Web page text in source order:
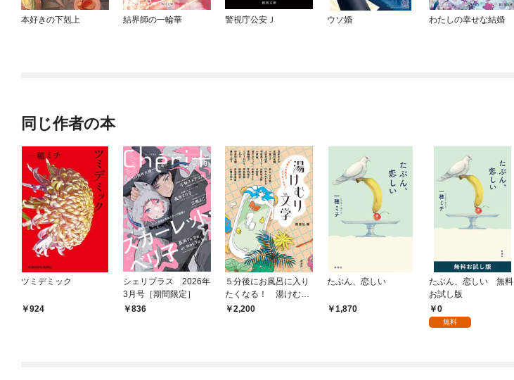
本好きの下剋上 結界師の一輪華 警視庁公安Ｊ ウソ婚 わたしの幸せな結婚
同じ作者の本
ツミデミック
924
シェリプラス 2026年
3月号［期間限定］
836
５分後にお風呂に入り
たくなる！ 湯けむり
文学2,200
たぶん、恋しい
1,870
たぶん、恋しい 無料
お試し版
0
無料